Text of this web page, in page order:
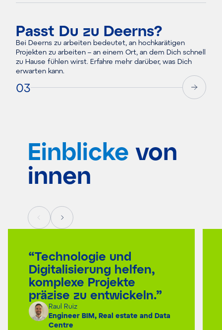
Passt Du zu Deerns?
Bei Deerns zu arbeiten bedeutet, an hochkarätigen
Projekten zu arbeiten – an einem Ort, an dem Dich schnell
zu Hause fühlen wirst. Erfahre mehr darüber, was Dich
erwarten kann.
03
Einblicke von
innen
“Technologie und
Digitalisierung helfen,
komplexe Projekte
präzise zu entwickeln.”
Raul Ruiz
Engineer BIM, Real estate and Data
Centre